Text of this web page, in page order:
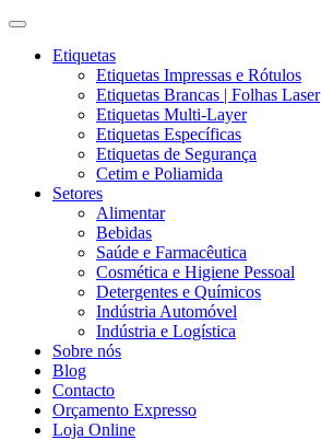
Etiquetas
Etiquetas Impressas e Rótulos
Etiquetas Brancas | Folhas Laser
Etiquetas Multi-Layer
Etiquetas Específicas
Etiquetas de Segurança
Cetim e Poliamida
Setores
Alimentar
Bebidas
Saúde e Farmacêutica
Cosmética e Higiene Pessoal
Detergentes e Químicos
Indústria Automóvel
Indústria e Logística
Sobre nós
Blog
Contacto
Orçamento Expresso
Loja Online